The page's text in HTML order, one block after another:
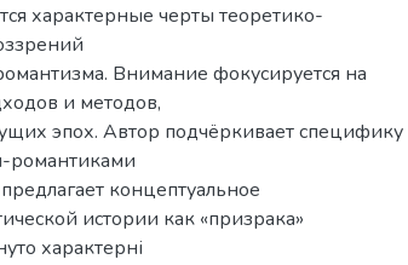
характерные черты теоретико-
Внимание фокусируется на
и методов,
эпох. Автор подчёркивает специфику
романтиками
концептуальное
истории как «призрака»
характерні